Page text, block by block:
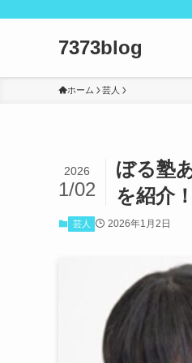
7373blog
ホーム 芸人
ぼる塾
を紹介！
2026
1/02
芸人 2026年1月2日